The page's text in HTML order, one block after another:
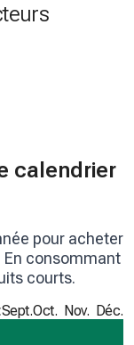
calendrier
pour acheter
En consommant
courts.
Sept.Oct. Nov. Déc.